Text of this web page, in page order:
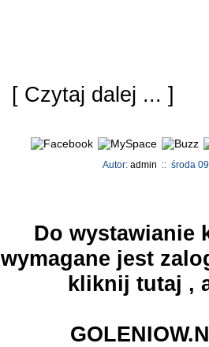
[ Czytaj dalej ... ]
Autor: admin :: środa
Do wystawianie
wymagane jest
kliknij tutaj ,